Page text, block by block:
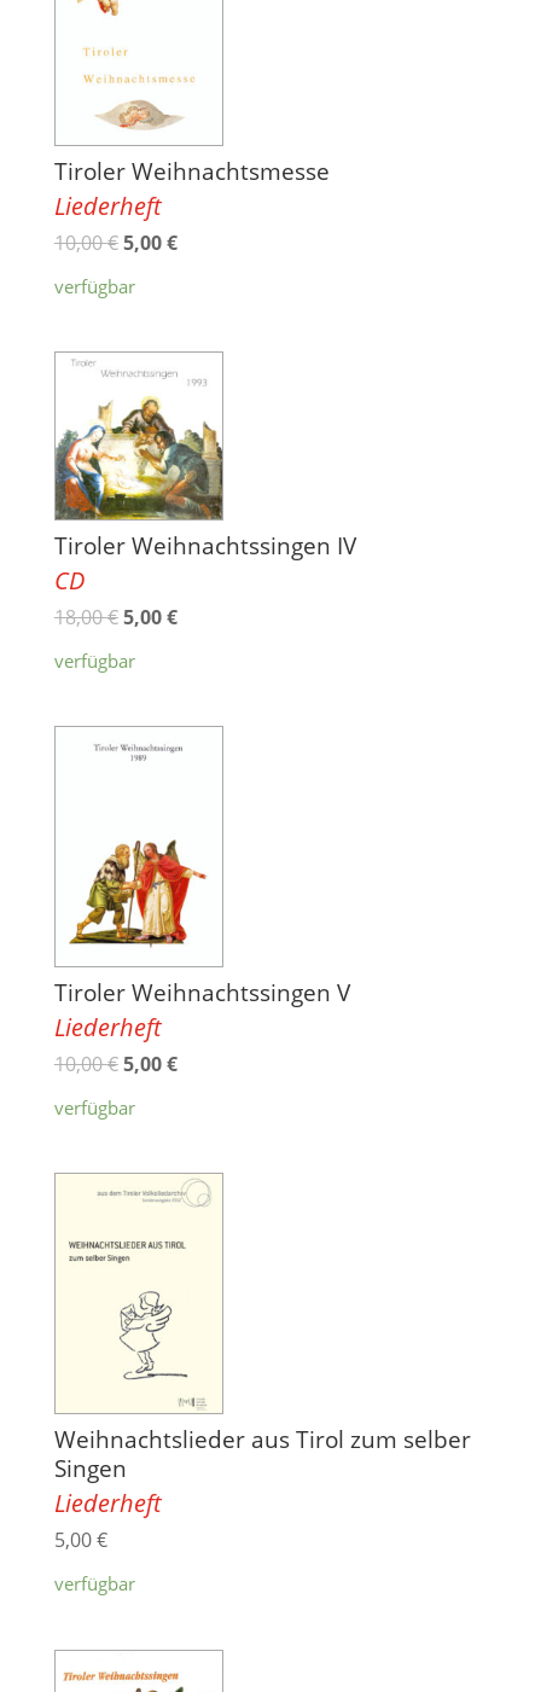
Tiroler Weihnachtsmesse
Liederheft
10,00€5,00€
verfügbar
Tiroler Weihnachtssingen IV
CD
18,00€5,00€
verfügbar
Tiroler Weihnachtssingen V
Liederheft
10,00€5,00€
verfügbar
Weihnachtslieder aus Tirol zum selber
Singen
Liederheft
5,00€
verfügbar